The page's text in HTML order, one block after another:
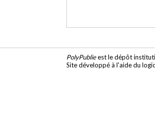
PolyPublieest le dépôt
Site développé à l'aide du